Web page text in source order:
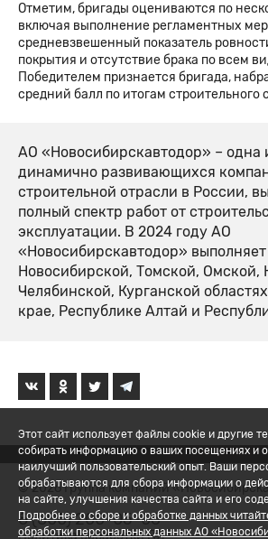
Отметим, бригады оцениваются по
включая выполнение регламентных
средневзвешенный показатель
покрытия и отсутствие брака по всем
Победителем признается бригада,
средний балл по итогам строительного
АО «Новосибирскавтодор» – одна
динамично развивающихся
строительной отрасли в России,
полный спектр работ от
эксплуатации. В 2024 году АО
«Новосибирскавтодор»
Новосибирской, Томской, Омской,
Челябинской, Курганской
крае, Республике Алтай и
© 2026 Группа компаний
8 (800) 200-05-06
Политика обработки ПД
Этот сайт использует файлы cookie и другие
собирать информацию о ваших посещениях и
наилучший пользовательский опыт. Ваши
обрабатываются для сбора информации о
на сайте, улучшения качества сайта и его
Подробнее о сборе и обработке данных
обработки персональных данных АО